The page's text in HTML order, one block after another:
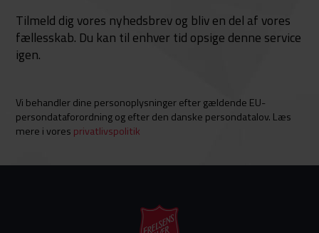
Tilmeld dig vores nyhedsbrev og bliv en del af vores
fællesskab. Du kan til enhver tid opsige denne service
igen.
Vi behandler dine personoplysninger efter gældende EU-
persondataforordning og efter den danske persondatalov. Læs
mere i vores privatlivspolitik